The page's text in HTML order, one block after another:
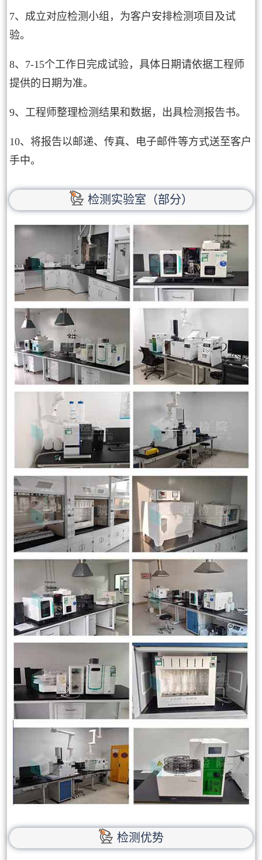
7、成立对应检测小组，为客户安排检测项目及试
验。
8、7-15个工作日完成试验，具体日期请依据工程师
提供的日期为准。
9、工程师整理检测结果和数据，出具检测报告书。
10、将报告以邮递、传真、电子邮件等方式送至客户
手中。
检测实验室（部分）
检测优势